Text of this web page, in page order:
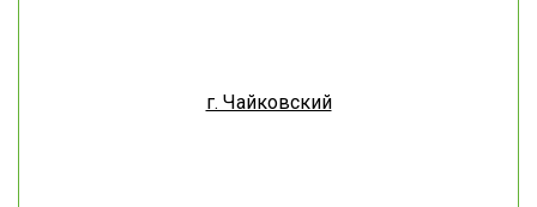
г. Чайковский